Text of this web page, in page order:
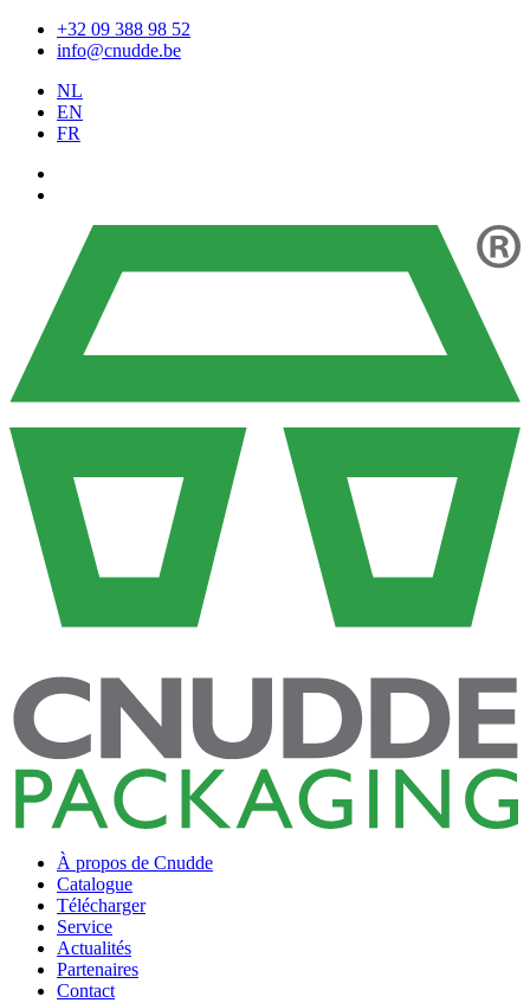
+32 09 388 98 52
info@cnudde.be
NL
EN
FR
À propos de Cnudde
Catalogue
Télécharger
Service
Actualités
Partenaires
Contact